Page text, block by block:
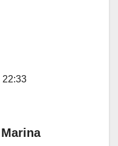
22:33
Marina